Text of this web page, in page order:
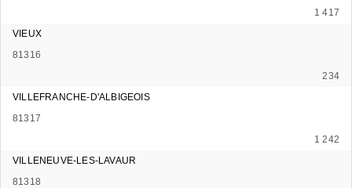
1 417
VIEUX
81316
234
VILLEFRANCHE-D'ALBIGEOIS
81317
1 242
VILLENEUVE-LES-LAVAUR
81318